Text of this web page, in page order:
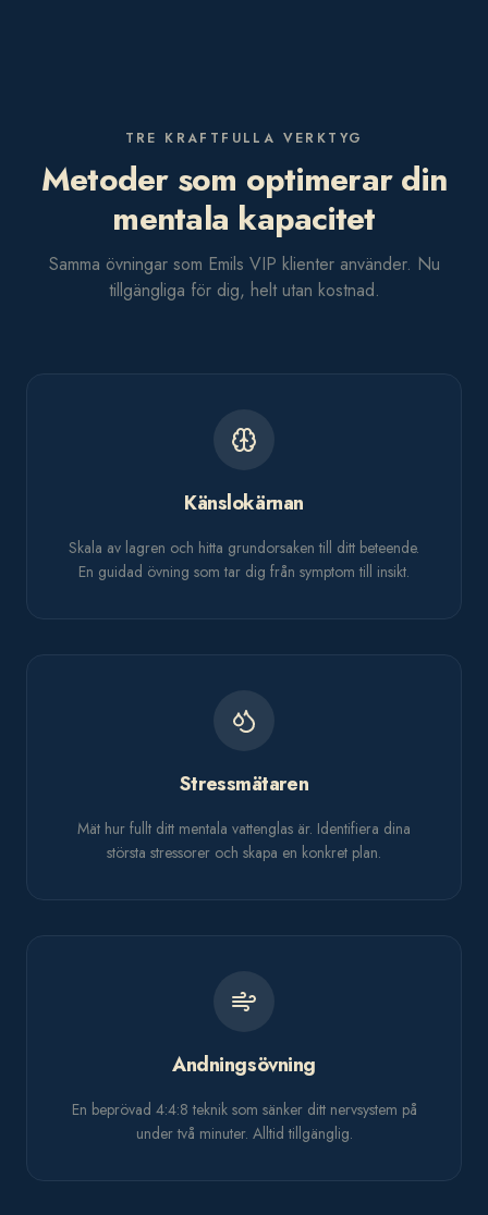
TRE KRAFTFULLA VERKTYG
Metoder som optimerar din
mentala kapacitet
Samma övningar som Emils VIP klienter använder. Nu
tillgängliga för dig, helt utan kostnad.
Känslokärnan
Skala av lagren och hitta grundorsaken till ditt beteende.
En guidad övning som tar dig från symptom till insikt.
Stressmätaren
Mät hur fullt ditt mentala vattenglas är. Identifiera dina
största stressorer och skapa en konkret plan.
Andningsövning
En beprövad 4:4:8 teknik som sänker ditt nervsystem på
under två minuter. Alltid tillgänglig.